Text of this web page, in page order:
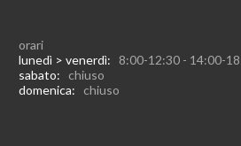
orari
lunedì > venerdì: 8:00-12:30 - 14:00-
sabato: chiuso
domenica: chiuso